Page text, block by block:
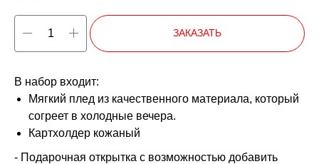
ЗАКАЗАТЬ
В набор входит:
Мягкий плед из качественного материала, который
согреет в холодные вечера.
Картхолдер кожаный
- Подарочная открытка с возможностью добавить